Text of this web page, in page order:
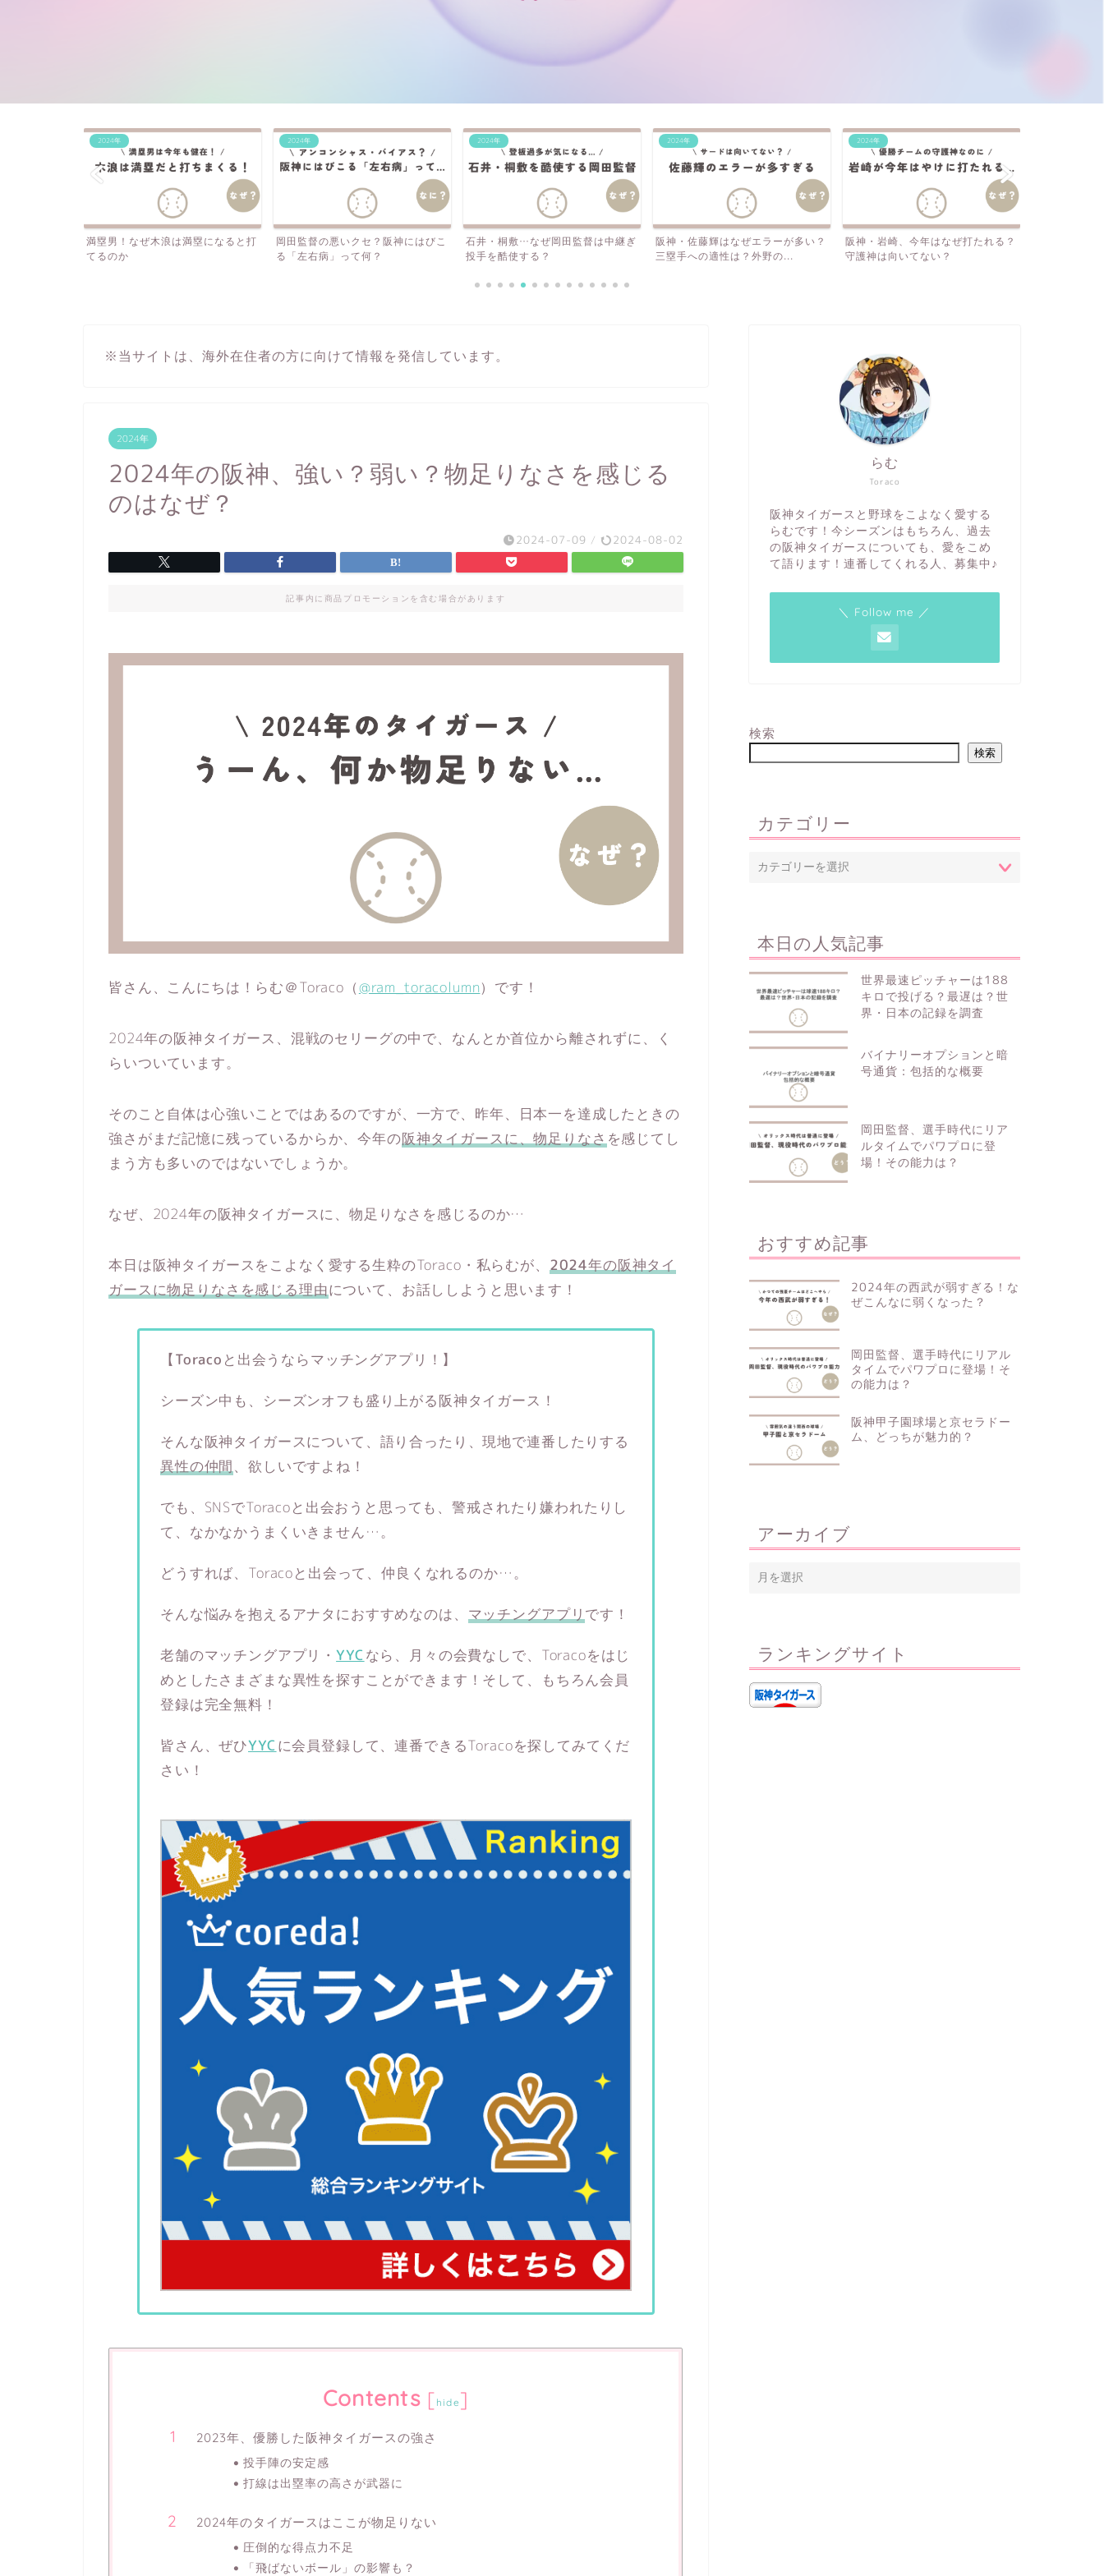
2024年
岡田監督の悪いクセ？阪神にはびこ
る「左右病」って何？
2024年
石井・桐敷…なぜ岡田監督は中継ぎ
投手を酷使する？
2024年
阪神・佐藤輝はなぜエラーが多い？
三塁手への適性は？外野の...
2024年
阪神・岩崎、今年はなぜ打たれる？
守護神は向いてない？
2024年
なぜ岡田監督の采配をマスコミは批
判しない？SNSは見てな...
※当サイトは、海外在住者の方に向けて情報を発信しています。
2024年
2024年の阪神、強い？弱い？物足りなさを感じる
のはなぜ？
2024-07-09 / 2024-08-02
記事内に商品プロモーションを含む場合があります
皆さん、こんにちは！らむ＠Toraco（@ram_toracolumn）です！
2024年の阪神タイガース、混戦のセリーグの中で、なんとか首位から離されずに、く
らいついています。
そのこと自体は心強いことではあるのですが、一方で、昨年、日本一を達成したときの
強さがまだ記憶に残っているからか、今年の阪神タイガースに、物足りなさ を感じてし
まう方も多いのではないでしょうか。
なぜ、2024年の阪神タイガースに、物足りなさを感じるのか…
本日は阪神タイガースをこよなく愛する生粋のToraco・私らむが、 2024年の阪神タイ
ガースに物足りなさを感じる理由について、お話ししようと思います！
【Toracoと出会うならマッチングアプリ！】
シーズン中も、シーズンオフも盛り上がる阪神タイガース！
そんな阪神タイガースについて、語り合ったり、現地で連番したりする
異性の仲間、欲しいですよね！
でも、SNSでToracoと出会おうと思っても、警戒されたり嫌われたりし
て、なかなかうまくいきません…。
どうすれば、Toracoと出会って、仲良くなれるのか…。
そんな悩みを抱えるアナタにおすすめなのは、 マッチングアプリ です！
老舗のマッチングアプリ・YYC なら、月々の会費なしで、Toracoをはじ
めとしたさまざまな異性を探すことができます！そして、もちろん会員
登録は完全無料！
皆さん、ぜひYYC に会員登録して、連番できるToracoを探してみてくだ
さい！
Contents [ hide ]
2023年、優勝した阪神タイガースの強さ
投手陣の安定感
打線は出塁率の高さが武器に
2024年のタイガースはここが物足りない
圧倒的な得点力不足
「飛ばないボール」の影響も？
Toraco
らむ
阪神タイガースと野球をこよなく愛する
らむです！今シーズンはもちろん、過去
の阪神タイガースについても、愛をこめ
て語ります！連番してくれる人、募集中♪
＼ Follow me ／
検索
検索
カテゴリー
本日の人気記事
世界最速ピッチャーは188
キロで投げる？最遅は？世
界・日本の記録を調査
バイナリーオプションと暗
号通貨：包括的な概要
岡田監督、選手時代にリア
ルタイムでパワプロに登
場！その能力は？
おすすめ記事
2024年の西武が弱すぎる！な
ぜこんなに弱くなった？
岡田監督、選手時代にリアル
タイムでパワプロに登場！そ
の能力は？
阪神甲子園球場と京セラドー
ム、どっちが魅力的？
アーカイブ
ランキングサイト